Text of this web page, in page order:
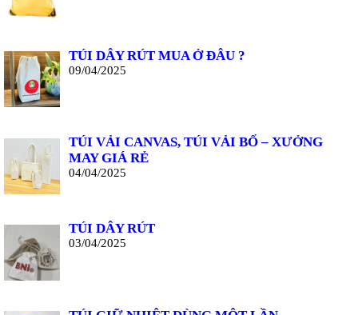
TÚI DÂY RÚT MUA Ở ĐÂU ?
09/04/2025
TÚI VẢI CANVAS, TÚI VẢI BỐ – XƯỞNG
MAY GIÁ RẺ
04/04/2025
TÚI DÂY RÚT
03/04/2025